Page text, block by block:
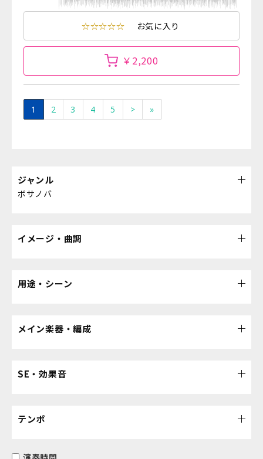
☆☆☆☆☆ お気に入り
￥2,200
1 2 3 4 5 > »
ジャンル
ボサノバ
イメージ・曲調
用途・シーン
メイン楽器・編成
SE・効果音
テンポ